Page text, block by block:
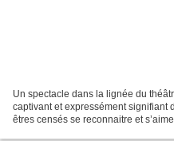
Un spectacle dans la lignée du
captivant et expressément signifiant
êtres censés se reconnaitre et